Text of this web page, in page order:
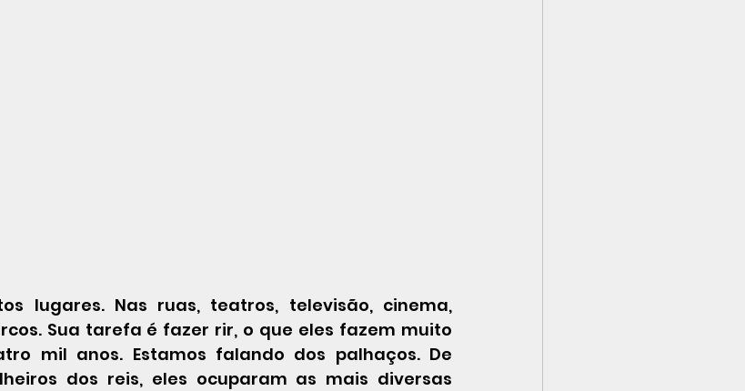
Sua tarefa é fazer rir, o que eles fazem muito
mil anos. Estamos falando dos palhaços. De
dos reis, eles ocuparam as mais diversas